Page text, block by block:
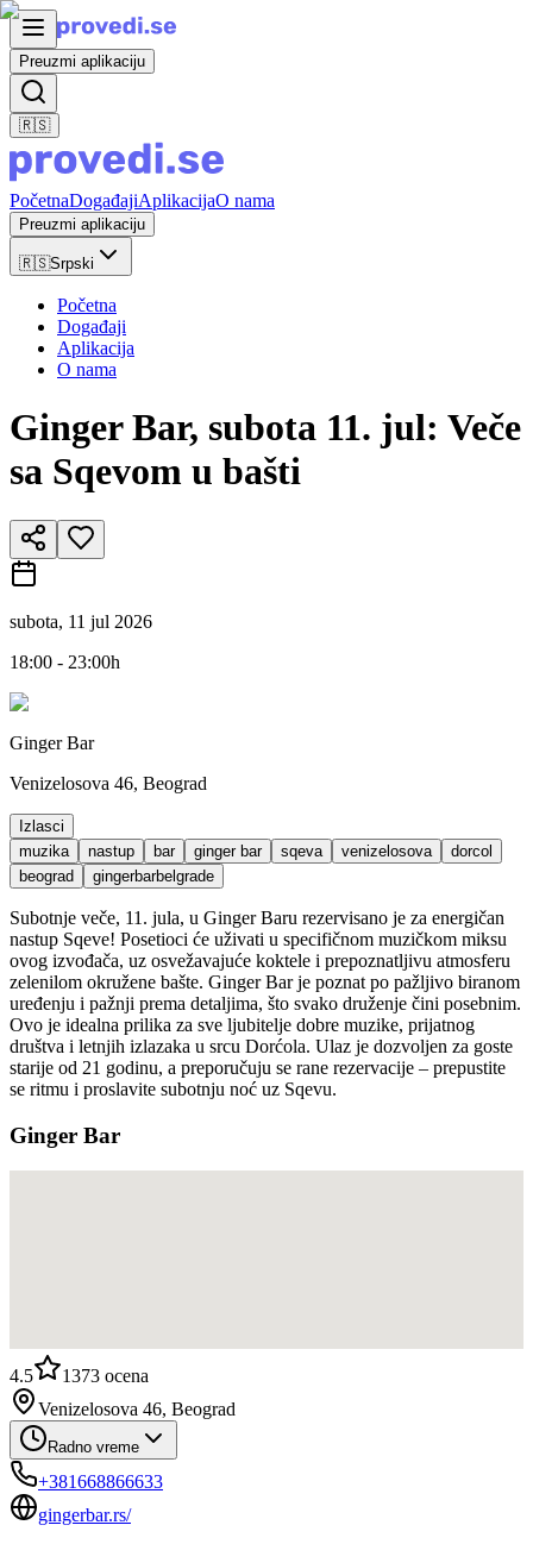
Preuzmi aplikaciju
🇷🇸
PočetnaDogađajiAplikacijaO nama
Preuzmi aplikaciju
🇷🇸Srpski
Početna
Događaji
Aplikacija
O nama
Ginger Bar, subota 11. jul: Veče
sa Sqevom u bašti
subota, 11 jul 2026
18:00 - 23:00h
Ginger Bar
Venizelosova 46, Beograd
Izlasci
muzika
nastup bar ginger bar sqeva venizelosova
dorcol
beograd
gingerbarbelgrade
Subotnje veče, 11. jula, u Ginger Baru rezervisano je za energičan
nastup Sqeve! Posetioci će uživati u specifičnom muzičkom miksu
ovog izvođača, uz osvežavajuće koktele i prepoznatljivu atmosferu
zelenilom okružene bašte. Ginger Bar je poznat po pažljivo biranom
uređenju i pažnji prema detaljima, što svako druženje čini posebnim.
Ovo je idealna prilika za sve ljubitelje dobre muzike, prijatnog
društva i letnjih izlazaka u srcu Dorćola. Ulaz je dozvoljen za goste
starije od 21 godinu, a preporučuju se rane rezervacije – prepustite
se ritmu i proslavite subotnju noć uz Sqevu.
Ginger Bar
4.5 1373 ocena
Venizelosova 46, Beograd
Radno vreme
+381668866633
gingerbar.rs/